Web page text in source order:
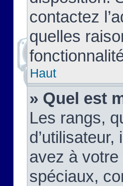
contactez
quelles
Haut
» Quel est
Les rangs,
avez à
spéciaux,